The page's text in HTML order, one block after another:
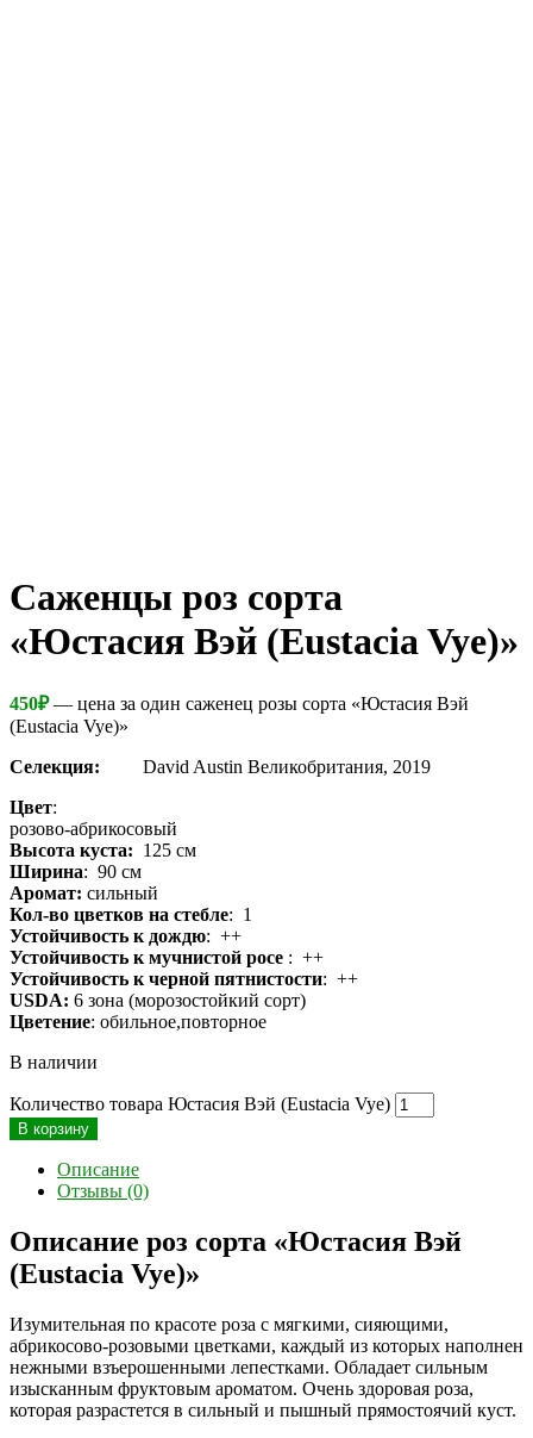
Cаженцы роз сорта
«Юстасия Вэй (Eustacia Vye)»
450₽— цена за один саженец розы сорта «Юстасия Вэй
(Eustacia Vye)»
Селекция: David Austin Великобритания, 2019
Цвет:
розово-абрикосовый
Высота куста: 125 см
Ширина: 90 см
Аромат: сильный
Кол-во цветков на стебле: 1
Устойчивость к дождю: ++
Устойчивость к мучнистой росе : ++
Устойчивость к черной пятнистости: ++
USDA: 6 зона (морозостойкий сорт)
Цветение: обильное,повторное
В наличии
Количество товара Юстасия Вэй (Eustacia Vye)
В корзину
Описание
Отзывы (0)
Описание роз сорта «Юстасия Вэй
(Eustacia Vye)»
Изумительная по красоте роза с мягкими, сияющими,
абрикосово-розовыми цветками, каждый из которых наполнен
нежными взъерошенными лепестками. Обладает сильным
изысканным фруктовым ароматом. Очень здоровая роза,
которая разрастется в сильный и пышный прямостоячий куст.